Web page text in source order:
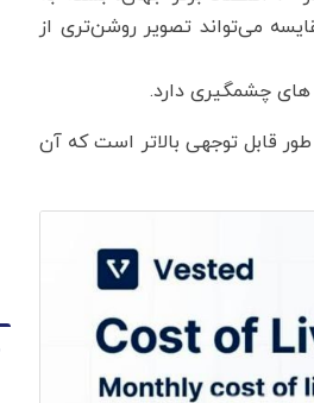
می‌تواند تصویر روشن‌تری از
های چشمگیری دارد.
قابل توجهی بالاتر است که آن